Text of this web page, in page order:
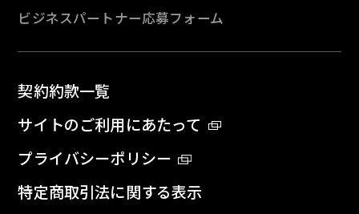
ビジネスパートナー応募フォーム
契約約款一覧
サイトのご利用にあたって
プライバシーポリシー
特定商取引法に関する表示